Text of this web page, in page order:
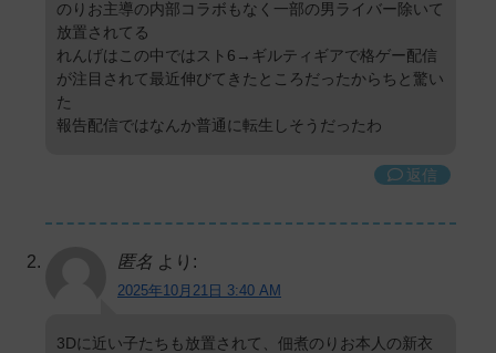
のりお主導の内部コラボもなく一部の男ライバー除いて
放置されてる
れんげはこの中ではスト6→ギルティギアで格ゲー配信
が注目されて最近伸びてきたところだったからちと驚い
た
報告配信ではなんか普通に転生しそうだったわ
返信
匿名 より:
2025年10月21日 3:40 AM
3Dに近い子たちも放置されて、佃煮のりお本人の新衣